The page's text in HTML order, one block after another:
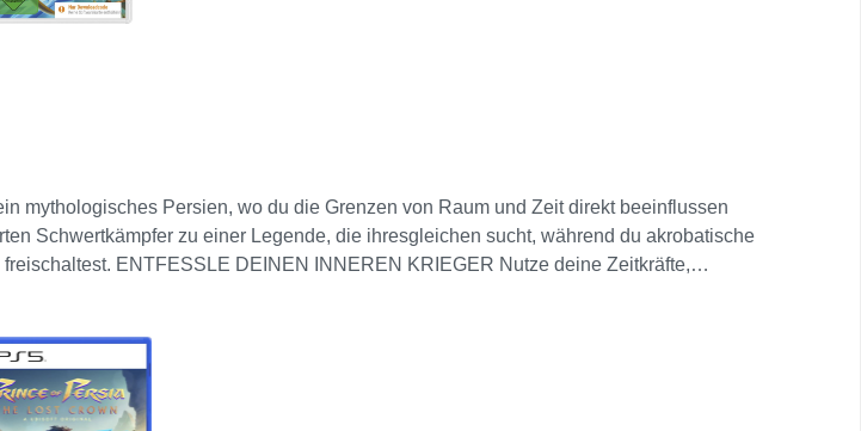
mythologisches Persien, wo du die Grenzen von Raum und Zeit direkt beeinflussen
Schwertkämpfer zu einer Legende, die ihresgleichen sucht, während du akrobatische
ENTFESSLE DEINEN INNEREN KRIEGER Nutze deine Zeitkräfte,
und Gefahren. ERLEBE EIN EPISCHES ABENTEUER Tauche ein in eine
während du deinen Grips nutzt, um Rätsel zu lösen, versteckte Schätze zu finden
Nur Downloadcode. Keine Softwarekarte enthalten.